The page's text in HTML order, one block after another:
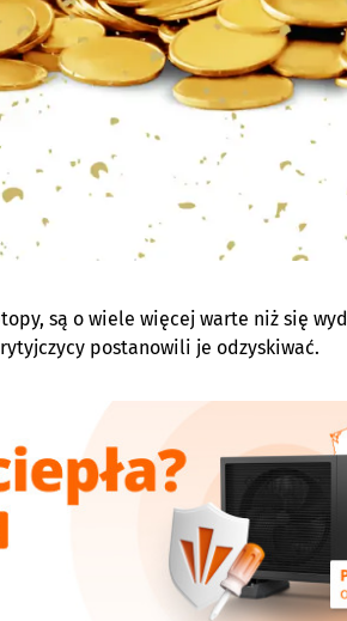
są o wiele więcej warte niż się
postanowili je odzyskiwać.